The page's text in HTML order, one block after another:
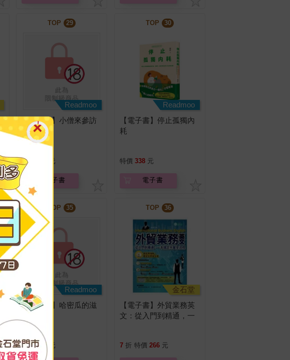
TOP 29
Readmoo
【電子書】小僧來參訪
(10)
特價 元
電子書
TOP 30
Readmoo
【電子書】停止孤獨內
耗
特價 338 元
電子書
TOP 35
Readmoo
【電子書】哈密瓜的滋
特價 105 元
TOP 36
金石堂
【電子書】外貿業務英
文：從入門到精通，一
7 折 特價 266 元